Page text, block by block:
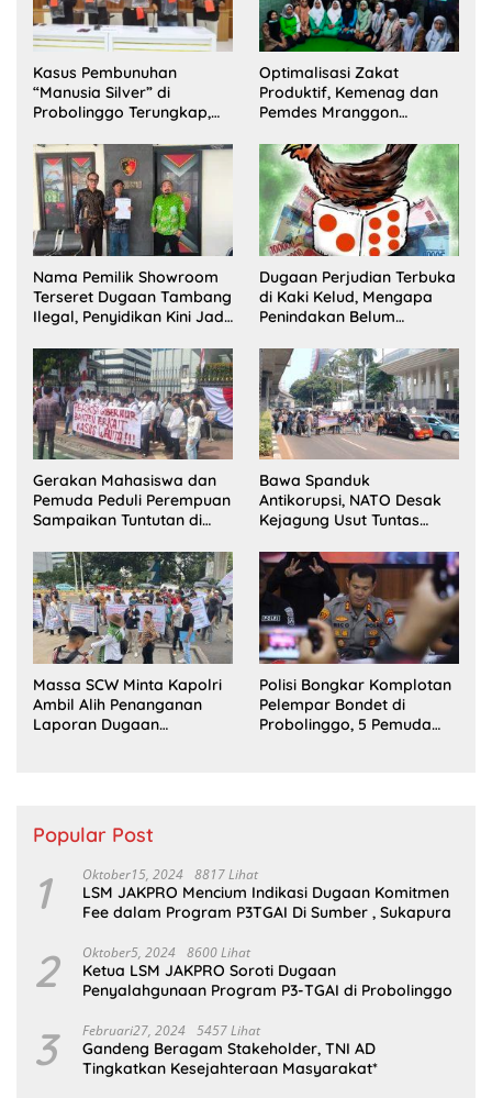
Kasus Pembunuhan
“Manusia Silver” di
Probolinggo Terungkap,
Satu Buron
Optimalisasi Zakat
Produktif, Kemenag dan
Pemdes Mranggon
Pelaksana Kampung
Zakat
Nama Pemilik Showroom
Terseret Dugaan Tambang
Ilegal, Penyidikan Kini Jadi
Dugaan Perjudian Terbuka
di Kaki Kelud, Mengapa
Penindakan Belum
Gerakan Mahasiswa dan
Pemuda Peduli Perempuan
Sampaikan Tuntutan di
Bawa Spanduk
Antikorupsi, NATO Desak
Kejagung Usut Tuntas
Massa SCW Minta Kapolri
Ambil Alih Penanganan
Laporan Dugaan
Polisi Bongkar Komplotan
Pelempar Bondet di
Probolinggo, 5 Pemuda
Popular Post
1 Oktober15, 2024 8817 Lihat
LSM JAKPRO Mencium Indikasi Dugaan Komitmen
Fee dalam Program P3TGAI Di Sumber , Sukapura
2 Oktober5, 2024 8600 Lihat
Ketua LSM JAKPRO Soroti Dugaan
Penyalahgunaan Program P3-TGAI di Probolinggo
3 Februari27, 2024 5457 Lihat
Gandeng Beragam Stakeholder, TNI AD
Tingkatkan Kesejahteraan Masyarakat*